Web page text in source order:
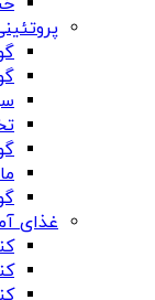
غذای